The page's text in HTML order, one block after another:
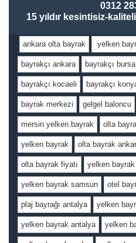
0312
15 yıldır kesintisiz-
ankara olta bayrak yelken
bayrakçı ankara bayrakçı bursa
bayrakçı kocaeli bayrakçı
bayrak merkezi gelgel baloncu
mersin yelken bayrak olta
yelken bayrak olta bayrak
olta bayrak fiyatı yelken bayrak
yelken bayrak samsun otel
plaj bayrağı antalya yelken
yelken bayrak antalya yelken